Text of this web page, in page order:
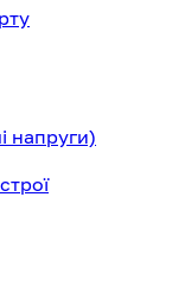
напруги)